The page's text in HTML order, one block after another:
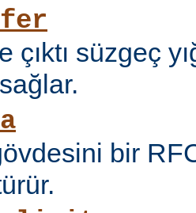
çıktı süzgeç
bir